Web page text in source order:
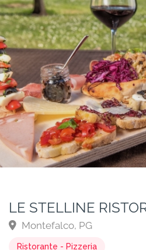
LE STELLINE
Montefalco, PG
Ristorante - Pizzeria